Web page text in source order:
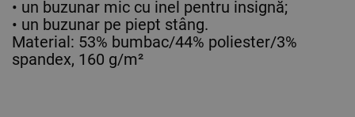
• un buzunar mic cu inel pentru insignă;
• un buzunar pe piept stâng.
Material: 53% bumbac/44% poliester/3%
spandex, 160 g/m²